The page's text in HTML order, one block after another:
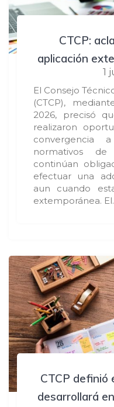
CTCP:
aplicación
1
El Consejo
(CTCP),
2026, precisó
realizaron
convergencia
normativos de
continúan
efectuar una
aun cuando
extemporánea.
CTCP definió
desarrollará